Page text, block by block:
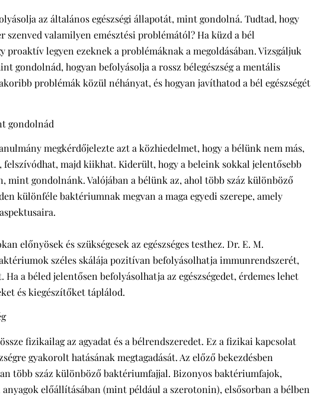
az általános egészségi állapotát, mint gondolná. Tudtad, hogy
valamilyen emésztési problémától? Ha küzd a bél
proaktív legyen ezeknek a problémáknak a megoldásában. Vizsgáljuk
gondolnád, hogyan befolyásolja a rossz bélegészség a mentális
problémák közül néhányat, és hogyan javíthatod a bél egészségét
gondolnád
megkérdőjelezte azt a közhiedelmet, hogy a bélünk nem más,
majd kiikhat. Kiderült, hogy a beleink sokkal jelentősebb
mint gondolnánk. Valójában a bélünk az, ahol több száz különböző
különféle baktériumnak megvan a maga egyedi szerepe, amely
előnyösek és szükségesek az egészséges testhez. Dr. E. M.
széles skálája pozitívan befolyásolhatja immunrendszerét,
a béled jelentősen befolyásolhatja az egészségedet, érdemes lehet
és kiegészítőket táplálod.
fizikailag az agyadat és a bélrendszeredet. Ez a fizikai kapcsolat
gyakorolt hatásának megtagadását. Az előző bekezdésben
több száz különböző baktériumfajjal. Bizonyos baktériumfajok,
anyagok előállításában (mint például a szerotonin), elsősorban a bélben